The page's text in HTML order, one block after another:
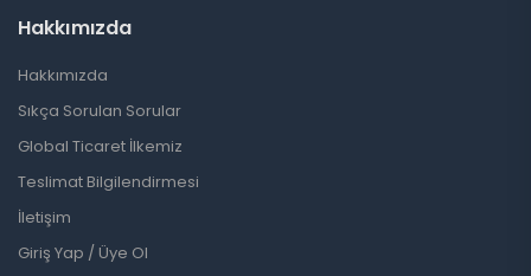
Hakkımızda
Hakkımızda
Sıkça Sorulan Sorular
Global Ticaret İlkemiz
Teslimat Bilgilendirmesi
İletişim
Giriş Yap / Üye Ol